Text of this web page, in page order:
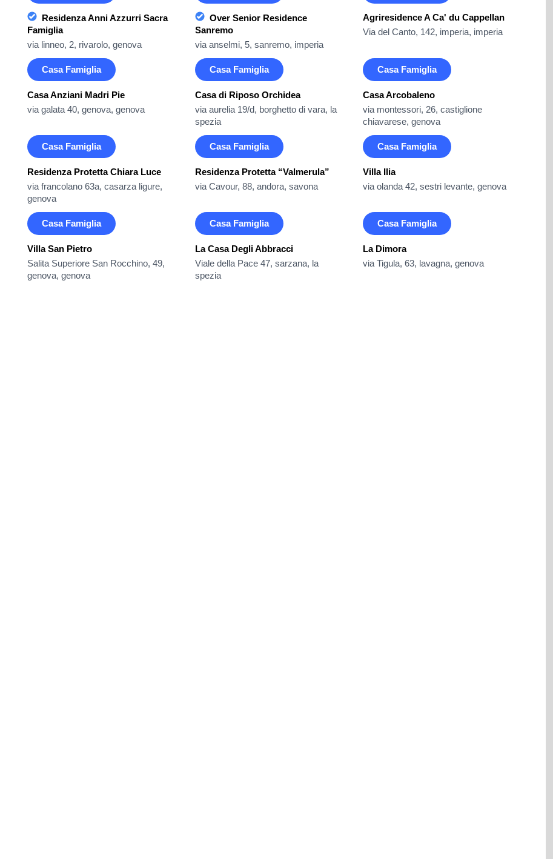
Residenza Anni Azzurri Sacra
Famiglia
via linneo, 2, rivarolo, genova
Over Senior Residence
Sanremo
via anselmi, 5, sanremo, imperia
Agriresidence A Ca' du Cappellan
Via del Canto, 142, imperia, imperia
Casa Famiglia
Casa Anziani Madri Pie
via galata 40, genova, genova
Casa Famiglia
Casa di Riposo Orchidea
via aurelia 19/d, borghetto di vara, la
spezia
Casa Famiglia
Casa Arcobaleno
via montessori, 26, castiglione
chiavarese, genova
Casa Famiglia
Residenza Protetta Chiara Luce
via francolano 63a, casarza ligure,
genova
Casa Famiglia
Residenza Protetta “Valmerula”
via Cavour, 88, andora, savona
Casa Famiglia
Villa Ilia
via olanda 42, sestri levante, genova
Casa Famiglia
Villa San Pietro
Salita Superiore San Rocchino, 49,
genova, genova
Casa Famiglia
La Casa Degli Abbracci
Viale della Pace 47, sarzana, la
spezia
Casa Famiglia
La Dimora
via Tigula, 63, lavagna, genova